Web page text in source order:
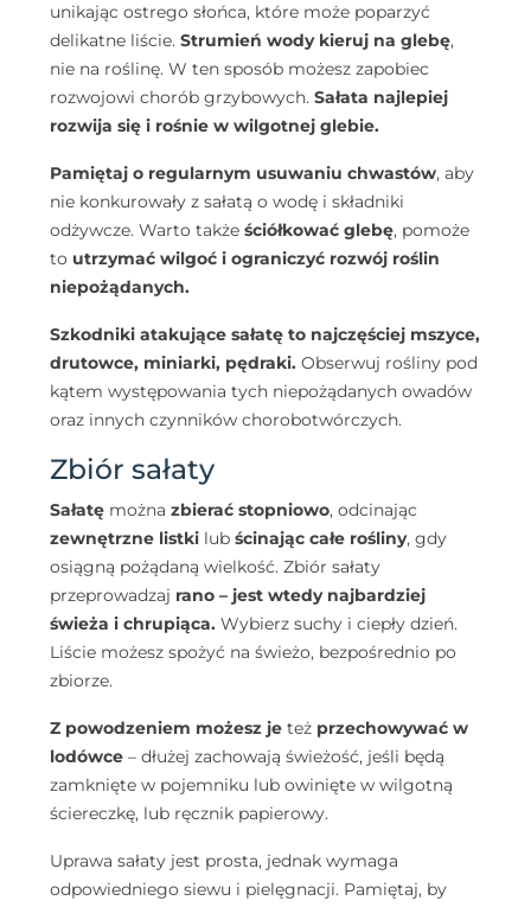
unikając ostrego słońca, które może poparzyć
delikatne liście. Strumień wody kieruj na glebę,
nie na roślinę. W ten sposób możesz zapobiec
rozwojowi chorób grzybowych. Sałata najlepiej
rozwija się i rośnie w wilgotnej glebie.
Pamiętaj o regularnym usuwaniu chwastów, aby
nie konkurowały z sałatą o wodę i składniki
odżywcze. Warto także ściółkować glebę, pomoże
to utrzymać wilgoć i ograniczyć rozwój roślin
niepożądanych.
Szkodniki atakujące sałatę to najczęściej mszyce,
drutowce, miniarki, pędraki. Obserwuj rośliny pod
kątem występowania tych niepożądanych owadów
oraz innych czynników chorobotwórczych.
Zbiór sałaty
Sałatę można zbierać stopniowo, odcinając
zewnętrzne listki lub ścinając całe rośliny, gdy
osiągną pożądaną wielkość. Zbiór sałaty
przeprowadzaj rano – jest wtedy najbardziej
świeża i chrupiąca. Wybierz suchy i ciepły dzień.
Liście możesz spożyć na świeżo, bezpośrednio po
zbiorze.
Z powodzeniem możesz je też przechowywać w
lodówce – dłużej zachowają świeżość, jeśli będą
zamknięte w pojemniku lub owinięte w wilgotną
ściereczkę, lub ręcznik papierowy.
Uprawa sałaty jest prosta, jednak wymaga
odpowiedniego siewu i pielęgnacji. Pamiętaj, by